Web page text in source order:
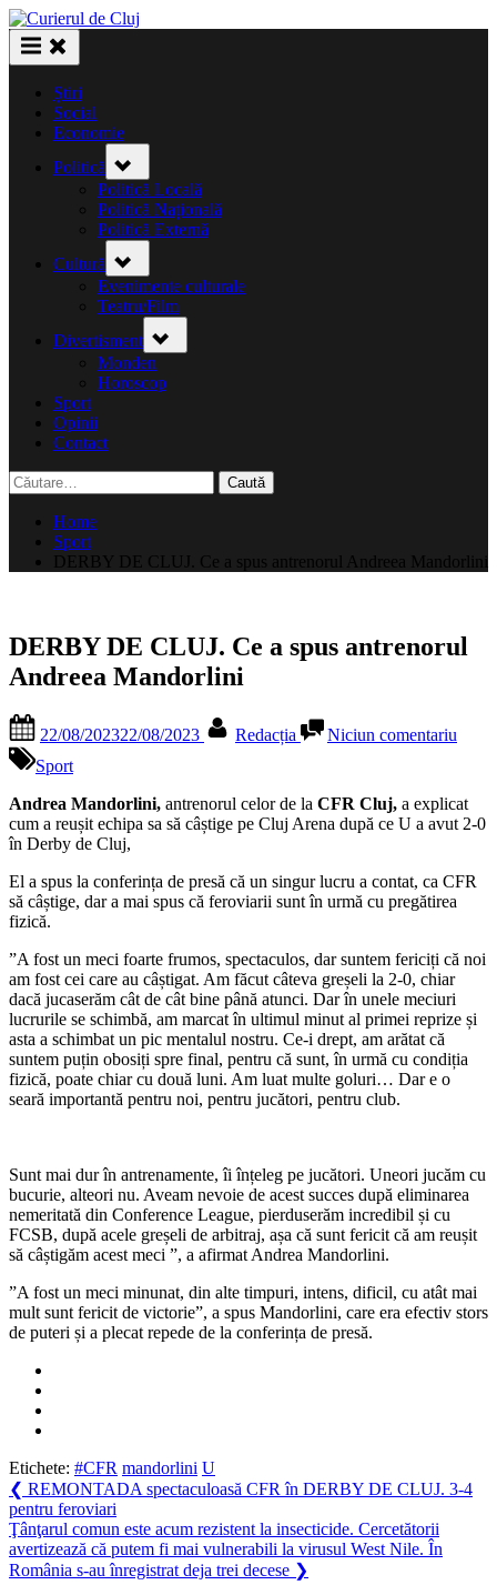
Skip
to
content
Știri
Social
Economie
Politică
sub-
menu
Politică Locală
Politică Națională
Politică Externă
Cultură
sub-
menu
Evenimente culturale
Teatru/Film
Divertisment sub-
menu
Monden
Horoscop
Sport
Opinii
Contact
Caută
după:
Home
Sport
DERBY DE CLUJ. Ce a spus antrenorul Andreea Mandorlini
DERBY DE CLUJ. Ce a spus antrenorul
Andreea Mandorlini
on
22/08/202322/08/2023 Redacția Niciun comentariu
Ce
a
Sport
Andrea Mandorlini, antrenorul celor de la CFR Cluj, a explicat
cum a reușit echipa sa să câștige pe Cluj Arena după ce U a avut 2-0
în Derby de Cluj,
El a spus la conferința de presă că un singur lucru a contat, ca CFR
să câștige, dar a mai spus că feroviarii sunt în urmă cu pregătirea
fizică.
”A fost un meci foarte frumos, spectaculos, dar suntem fericiți că noi
am fost cei care au câștigat. Am făcut câteva greșeli la 2-0, chiar
dacă jucaserăm cât de cât bine până atunci. Dar în unele meciuri
lucrurile se schimbă, am marcat în ultimul minut al primei reprize și
asta a schimbat un pic mentalul nostru. Ce-i drept, am arătat că
suntem puțin obosiți spre final, pentru că sunt, în urmă cu condiția
fizică, poate chiar cu două luni. Am luat multe goluri… Dar e o
seară importantă pentru noi, pentru jucători, pentru club.
Sunt mai dur în antrenamente, îi înțeleg pe jucători. Uneori jucăm cu
bucurie, alteori nu. Aveam nevoie de acest succes după eliminarea
nemeritată din Conference League, pierduserăm incredibil și cu
FCSB, după acele greșeli de arbitraj, așa că sunt fericit că am reușit
să câștigăm acest meci ”, a afirmat Andrea Mandorlini.
”A fost un meci minunat, din alte timpuri, intens, dificil, cu atât mai
mult sunt fericit de victorie”, a spus Mandorlini, care era efectiv stors
de puteri și a plecat repede de la conferința de presă.
Etichete: #CFR mandorlini U
Navigare
în
articole
❮ Previous
Post:
REMONTADA spectaculoasă CFR în DERBY DE CLUJ. 3-4
pentru feroviari
Next
Post:
Ţânţarul comun este acum rezistent la insecticide. Cercetătorii
avertizează că putem fi mai vulnerabili la virusul West Nile. În
România s-au înregistrat deja trei decese ❯